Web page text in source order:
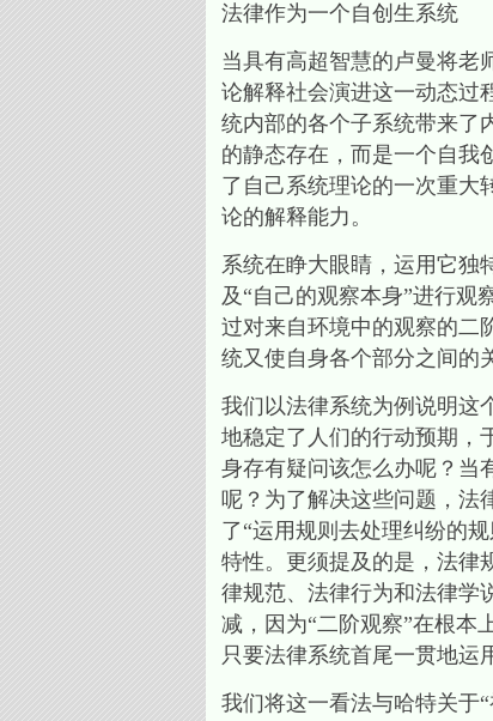
法律作为一个自创生系统
当具有高超智慧的卢曼将老
论解释社会演进这一动态过
统内部的各个子系统带来了
的静态存在，而是一个自我
了自己系统理论的一次重大
论的解释能力。
系统在睁大眼睛，运用它独
及“自己的观察本身”进行观
过对来自环境中的观察的二
统又使自身各个部分之间的
我们以法律系统为例说明这
地稳定了人们的行动预期
身存有疑问该怎么办呢？当
呢？为了解决这些问题，法
了“运用规则去处理纠纷的
特性。更须提及的是，法律
律规范、法律行为和法律学
减，因为“二阶观察”在根本
只要法律系统首尾一贯地运
我们将这一看法与哈特关于